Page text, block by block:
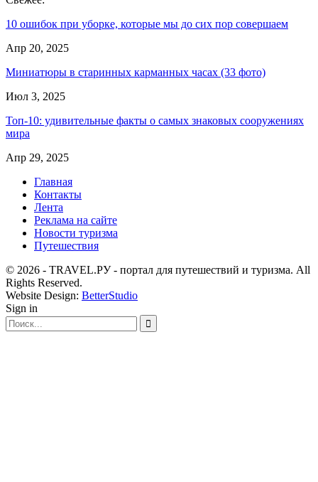
10 ошибок при уборке, которые мы до сих пор совершаем
Апр 20, 2025
Миниатюры в старинных карманных часах (33 фото)
Июл 3, 2025
Топ-10: удивительные факты о самых знаковых сооружениях
мира
Апр 29, 2025
Главная
Контакты
Лента
Реклама на сайте
Новости туризма
Путешествия
© 2026 - TRAVEL.РУ - портал для путешествий и туризма. All
Rights Reserved.
Website Design: BetterStudio
Sign in